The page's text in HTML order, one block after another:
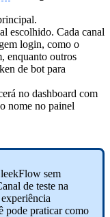
escolhido. Cada canal
login, como o
enquanto outros
de bot para
no dashboard com
nome no painel
sem
de teste na
pode praticar como